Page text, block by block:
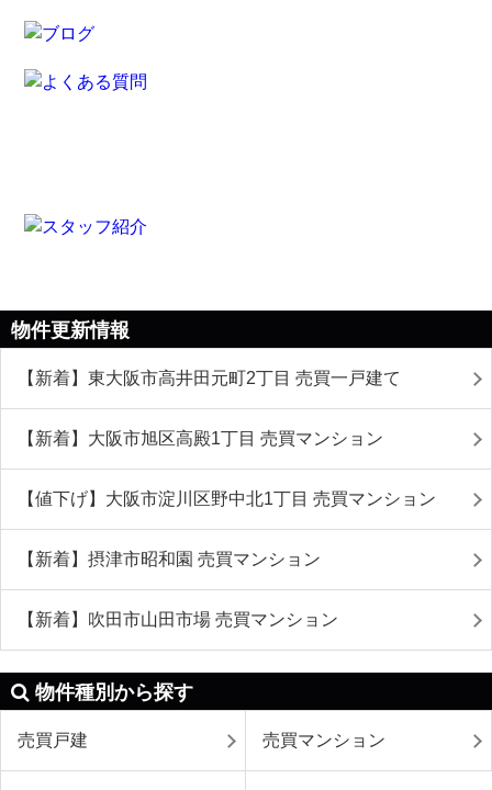
物件更新情報
【新着】東大阪市高井田元町2丁目 売買一戸建て
【新着】大阪市旭区高殿1丁目 売買マンション
【値下げ】大阪市淀川区野中北1丁目 売買マンション
【新着】摂津市昭和園 売買マンション
【新着】吹田市山田市場 売買マンション
物件種別から探す
売買戸建 売買マンション